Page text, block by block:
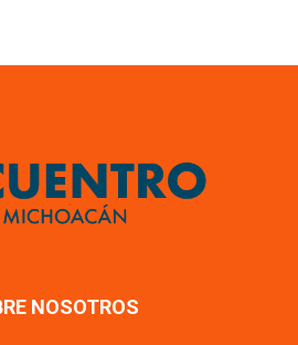
NOSOTROS